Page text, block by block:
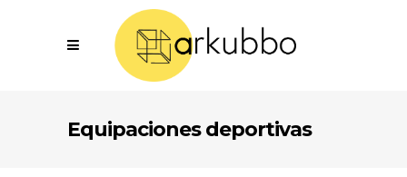
Equipaciones deportivas